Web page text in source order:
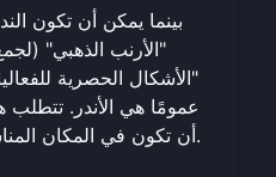
بينما يمكن أن تكون
"الأرنب الذهبي"
"الأشكال الحصرية
عمومًا هي الأندر. تتطلب
أن تكون في المكان المناسب في الوقت المناسب.